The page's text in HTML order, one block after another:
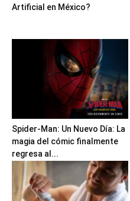
Artificial en México?
Spider-Man: Un Nuevo Día: La
magia del cómic finalmente
regresa al...